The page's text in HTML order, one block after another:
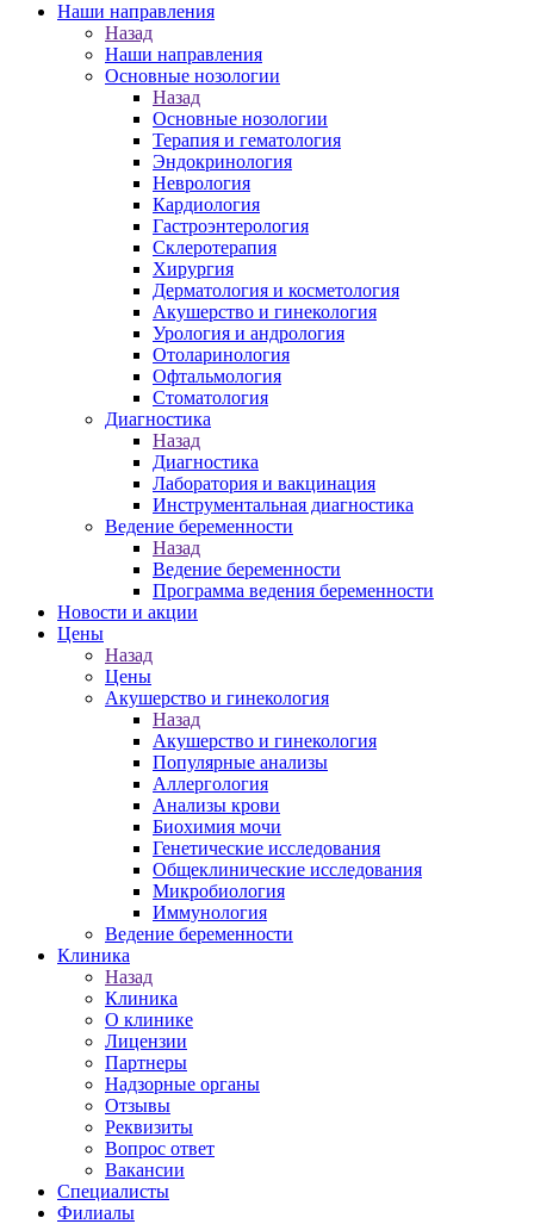
Наши направления
Назад
Наши направления
Основные нозологии
Назад
Основные нозологии
Терапия и гематология
Эндокринология
Неврология
Кардиология
Гастроэнтерология
Склеротерапия
Хирургия
Дерматология и косметология
Акушерство и гинекология
Урология и андрология
Отоларинология
Офтальмология
Стоматология
Диагностика
Назад
Диагностика
Лаборатория и вакцинация
Инструментальная диагностика
Ведение беременности
Назад
Ведение беременности
Программа ведения беременности
Новости и акции
Цены
Назад
Цены
Акушерство и гинекология
Назад
Акушерство и гинекология
Популярные анализы
Аллергология
Анализы крови
Биохимия мочи
Генетические исследования
Общеклинические исследования
Микробиология
Иммунология
Ведение беременности
Клиника
Назад
Клиника
О клинике
Лицензии
Партнеры
Надзорные органы
Отзывы
Реквизиты
Вопрос ответ
Вакансии
Специалисты
Филиалы